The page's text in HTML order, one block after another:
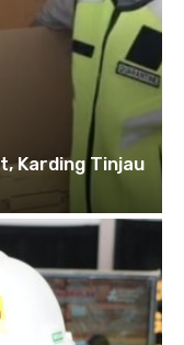
Karding Tinjau